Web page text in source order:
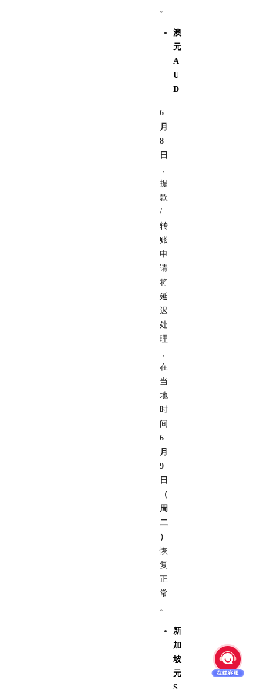
。
澳
元
A
U
D
6
月
8
日
，
提
款
/
转
账
申
请
将
延
迟
处
理
，
在
当
地
时
间
6
月
9
日
（
周
二
）
恢
复
正
常
。
新
加
坡
元